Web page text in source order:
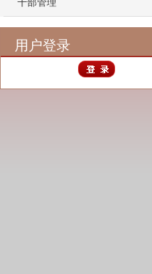
用户登录